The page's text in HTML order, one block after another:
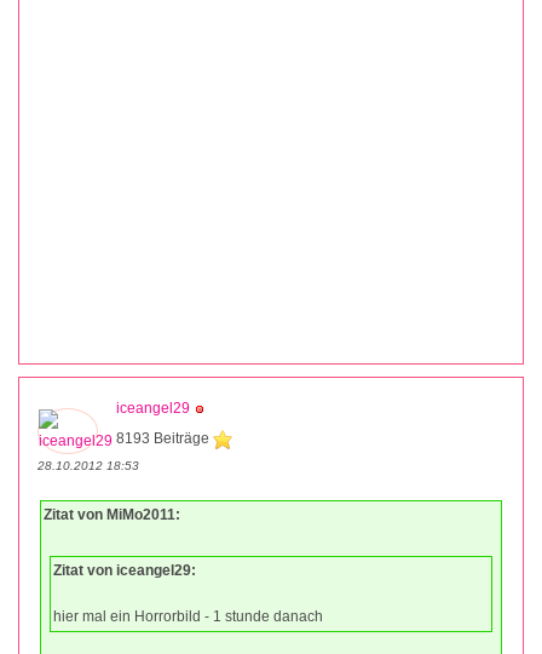
iceangel29
8193 Beiträge
28.10.2012 18:53
Zitat von MiMo2011:
Zitat von iceangel29:
hier mal ein Horrorbild - 1 stunde danach